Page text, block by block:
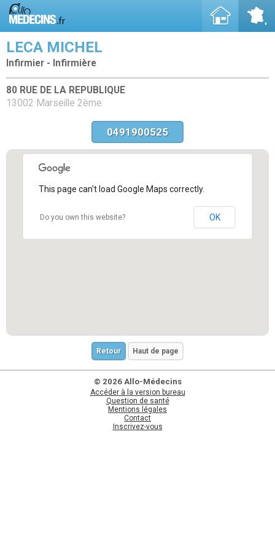
LECA MICHEL
Infirmier - Infirmière
80 RUE DE LA REPUBLIQUE
13002 Marseille 2ème
0491900525
This page can't load Google Maps correctly.
Do you own this website? OK
Retour Haut de page
© 2026 Allo-Médecins
Accéder à la version bureau
Question de santé
Mentions légales
Contact
Inscrivez-vous